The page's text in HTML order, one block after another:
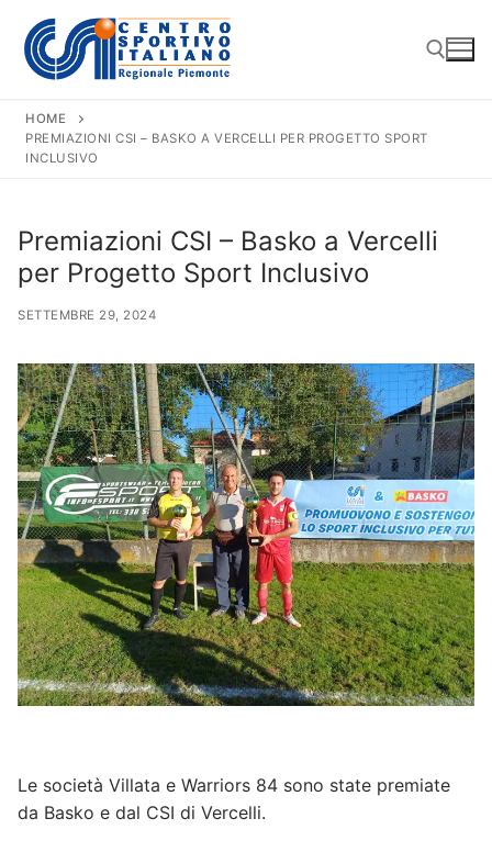
contenuto
Cerca:
HOME
PREMIAZIONI CSI – BASKO A VERCELLI PER PROGETTO SPORT
INCLUSIVO
Premiazioni CSI – Basko a Vercelli
per Progetto Sport Inclusivo
SETTEMBRE 29, 2024
Le società Villata e Warriors 84 sono state premiate
da Basko e dal CSI di Vercelli.